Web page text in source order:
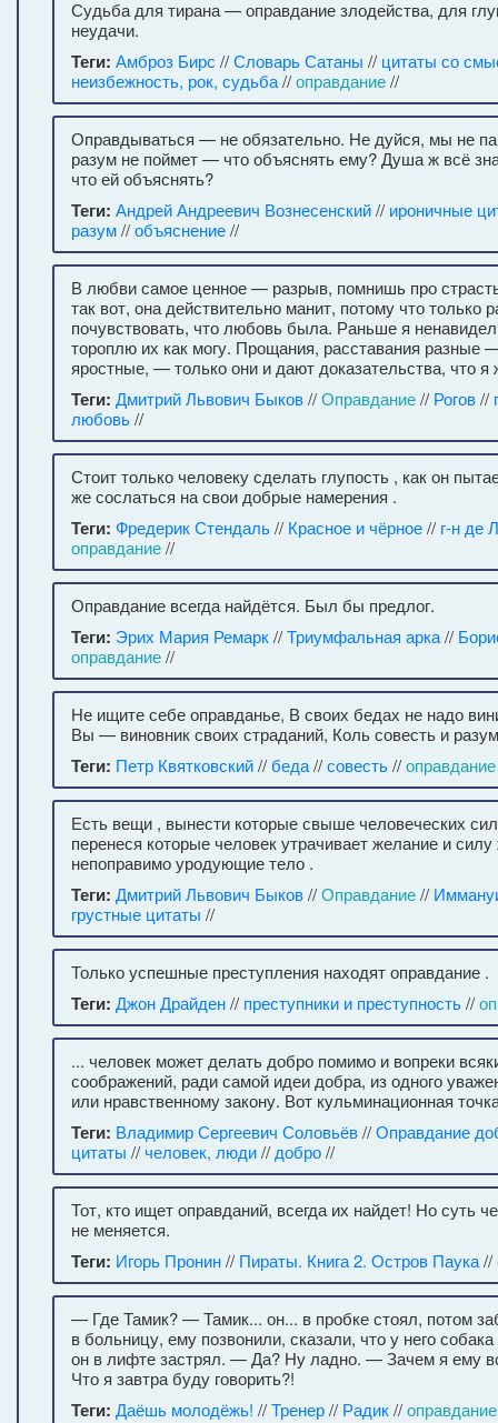
Судьба для тирана — оправдание злодейства, для
неудачи.
Теги: Амброз Бирс //Словарь Сатаны // цитаты со
неизбежность, рок, судьба//оправдание//
Оправдываться — не обязательно. Не дуйся, мы не
разум не поймет — что объяснять ему? Душа ж всё
что ей объяснять?
Теги: Андрей Андреевич Вознесенский// ироничные
разум//объяснение//
В любви самое ценное — разрыв, помнишь про
так вот, она действительно манит, потому что только
почувствовать, что любовь была. Раньше я
тороплю их как могу. Прощания, расставания
яростные, — только они и дают доказательства, что я
Теги: Дмитрий Львович Быков//Оправдание// Рогов//
любовь//
Стоит только человеку сделать глупость , как он
же сослаться на свои добрые намерения .
Теги: Фредерик Стендаль// Красное и чёрное// г-н де
оправдание//
Оправдание всегда найдётся. Был бы предлог.
Теги: Эрих Мария Ремарк//Триумфальная арка//
оправдание//
Не ищите себе оправданье, В своих бедах не надо
Вы — виновник своих страданий, Коль совесть и
Теги: Петр Квятковский//беда//совесть//оправдание
Есть вещи , вынести которые свыше человеческих
перенеся которые человек утрачивает желание и
непоправимо уродующие тело .
Теги: Дмитрий Львович Быков//Оправдание//
грустные цитаты //
Только успешные преступления находят оправдание .
Теги: Джон Драйден// преступники и преступность//
... человек может делать добро помимо и вопреки
соображений, ради самой идеи добра, из одного
или нравственному закону. Вот кульминационная
Теги: Владимир Сергеевич Соловьёв//Оправдание
цитаты //человек, люди// добро//
Тот, кто ищет оправданий, всегда их найдет! Но суть
не меняется.
Теги: Игорь Пронин// Пираты. Книга 2. Остров Паука//
— Где Тамик? — Тамик... он... в пробке стоял, потом
в больницу, ему позвонили, сказали, что у него
он в лифте застрял. — Да? Ну ладно. — Зачем я ему
Что я завтра буду говорить?!
Теги: Даёшь молодёжь! //Тренер// Радик//оправдание